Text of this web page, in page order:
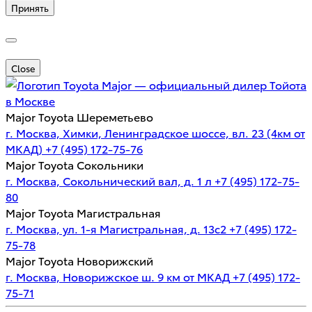
Принять
Close
Major — официальный дилер Тойота
в Москве
Major Toyota Шереметьево
г. Москва, Химки, Ленинградское шоссе, вл. 23 (4км от
МКАД) +7 (495) 172-75-76
Major Toyota Сокольники
г. Москва, Сокольнический вал, д. 1 л +7 (495) 172-75-
80
Major Toyota Магистральная
г. Москва, ул. 1-я Магистральная, д. 13с2 +7 (495) 172-
75-78
Major Toyota Новорижский
г. Москва, Новорижское ш. 9 км от МКАД +7 (495) 172-
75-71